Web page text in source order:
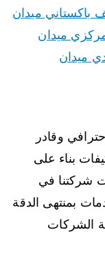
باكستاني ميدان
ميدان
ميدان
وقادر
بناء على
شركتنا في
بمنتهى الدقة
الشركات